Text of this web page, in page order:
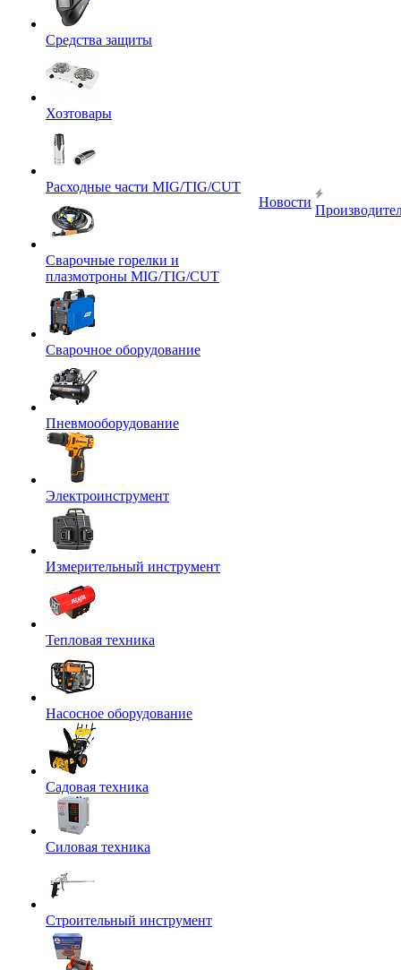
Средства защиты
Хозтовары
Расходные части MIG/TIG/CUT
Сварочные горелки и
плазмотроны MIG/TIG/CUT
Сварочное оборудование
Пневмооборудование
Электроинструмент
Измерительный инструмент
Тепловая техника
Насосное оборудование
Садовая техника
Силовая техника
Строительный инструмент
Новости